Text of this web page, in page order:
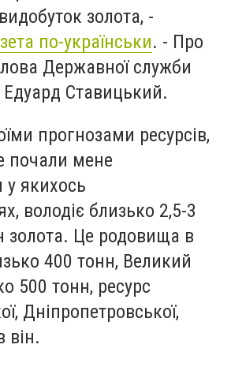
золота, -
по-українськи. - Про
Державної служби
Едуард Ставицький.
прогнозами ресурсів,
почали мене
у якихось
володіє близько 2,5-3
золота. Це родовища в
400 тонн, Великий
500 тонн, ресурс
Дніпропетровської,
він.